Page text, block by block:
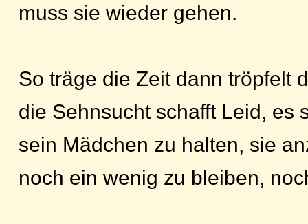
muss sie wieder gehen.
So träge die Zeit dann tröpfelt
die Sehnsucht schafft Leid, es
sein Mädchen zu halten, sie
noch ein wenig zu bleiben,